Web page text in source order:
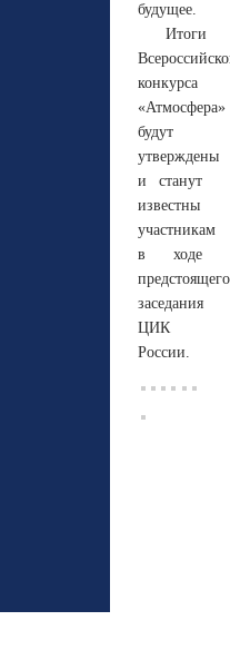
будущее.
Итоги
конкурса
«Атмосфера»
будут
утверждены
и станут
известны
участникам
в ходе
предстоящего
заседания
ЦИК
России.